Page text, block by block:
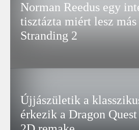
Norman Reedus egy
tisztázta miért lesz más
Stranding 2
Újjászületik a
érkezik a Dragon